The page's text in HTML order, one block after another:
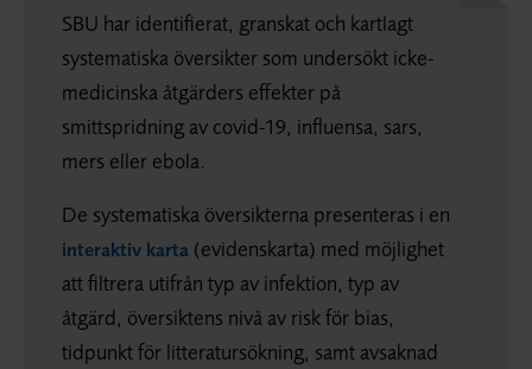
SBU har identifierat, granskat och kartlagt
systematiska översikter som undersökt icke-
medicinska åtgärders effekter på
smittspridning av covid-19, influensa, sars,
mers eller ebola.
De systematiska översikterna presenteras i en
interaktiv karta (evidenskarta) med möjlighet
att filtrera utifrån typ av infektion, typ av
åtgärd, översiktens nivå av risk för bias,
tidpunkt för litteratursökning, samt avsaknad